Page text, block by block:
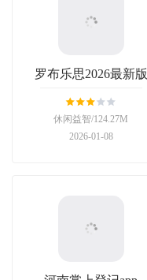
罗布乐思2026最新版
休闲益智/124.27M
2026-01-08